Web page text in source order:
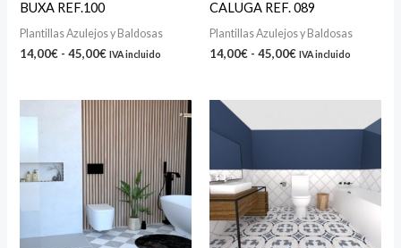
BUXA REF.100
Plantillas Azulejos y Baldosas
14,00€ - 45,00€ IVA incluido
CALUGA REF. 089
Plantillas Azulejos y Baldosas
14,00€ - 45,00€ IVA incluido
14,00€
hasta
45,00€
14,00€
hasta
45,00€